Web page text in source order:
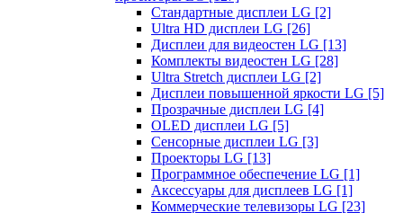
Стандартные дисплеи LG [2]
Ultra HD дисплеи LG [26]
Дисплеи для видеостен LG [13]
Комплекты видеостен LG [28]
Ultra Stretch дисплеи LG [2]
Дисплеи повышенной яркости LG [5]
Прозрачные дисплеи LG [4]
OLED дисплеи LG [5]
Сенсорные дисплеи LG [3]
Проекторы LG [13]
Программное обеспечение LG [1]
Аксессуары для дисплеев LG [1]
Коммерческие телевизоры LG [23]